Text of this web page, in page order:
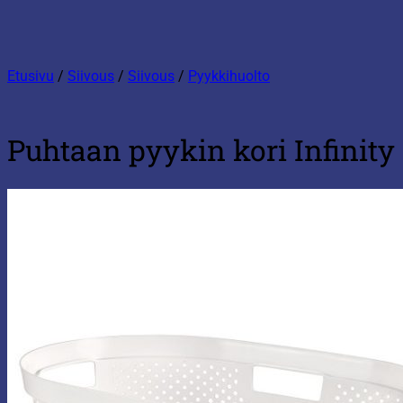
Etusivu / Siivous / Siivous / Pyykkihuolto
Puhtaan pyykin kori Infinity